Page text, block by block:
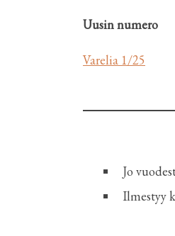
Uusin numero
Varelia 1/25
Jo
Ilmestyy